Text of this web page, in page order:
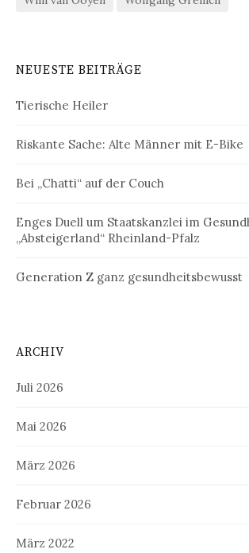
NEUESTE BEITRÄGE
Tierische Heiler
Riskante Sache: Alte Männer mit E-Bike
Bei „Chatti“ auf der Couch
Enges Duell um Staatskanzlei im
„Absteigerland“ Rheinland-Pfalz
Generation Z ganz gesundheitsbewusst
ARCHIV
Juli 2026
Mai 2026
März 2026
Februar 2026
März 2022